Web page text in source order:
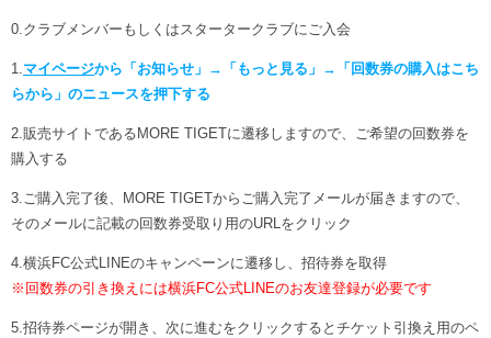
0.クラブメンバーもしくはスタータークラブにご入会
1.マイページから「お知らせ」→「もっと見る」→「回数券の購入はこち
らから」のニュースを押下する
2.販売サイトであるMORE TIGETに遷移しますので、ご希望の回数券を
購入する
3.ご購入完了後、MORE TIGETからご購入完了メールが届きますので、
そのメールに記載の回数券受取り用のURLをクリック
4.横浜FC公式LINEのキャンペーンに遷移し、招待券を取得
※回数券の引き換えには横浜FC公式LINEのお友達登録が必要です
5.招待券ページが開き、次に進むをクリックするとチケット引換え用のペ